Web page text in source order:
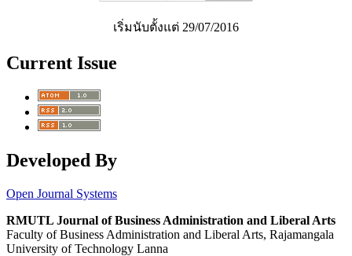
เริ่มนับตั้งแต่ 29/07/2016
Current Issue
Developed By
Open Journal Systems
RMUTL Journal of Business Administration and Liberal Arts
Faculty of Business Administration and Liberal Arts, Rajamangala
University of Technology Lanna